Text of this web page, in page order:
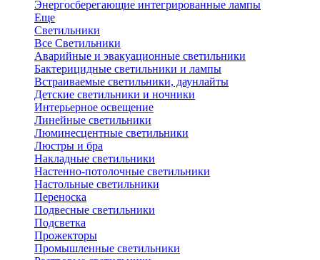
Энергосберегающие интегрированные лампы
Еще
Светильники
Все Светильники
Аварийные и эвакуационные светильники
Бактерицидные светильники и лампы
Встраиваемые светильники, даунлайты
Детские светильники и ночники
Интерьерное освещение
Линейные светильники
Люминесцентные светильники
Люстры и бра
Накладные светильники
Настенно-потолочные светильники
Настольные светильники
Переноска
Подвесные светильники
Подсветка
Прожекторы
Промышленные светильники